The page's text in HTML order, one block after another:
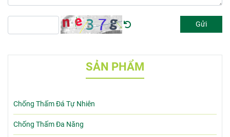
Gửi
SẢN PHẨM
Chống Thấm Đá Tự Nhiên
Chống Thấm Đa Năng